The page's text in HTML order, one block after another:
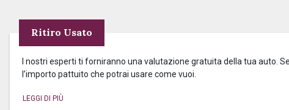
Ritiro Usato
I nostri esperti ti forniranno una valutazione gratuita della tua auto.
l’importo pattuito che potrai usare come vuoi.